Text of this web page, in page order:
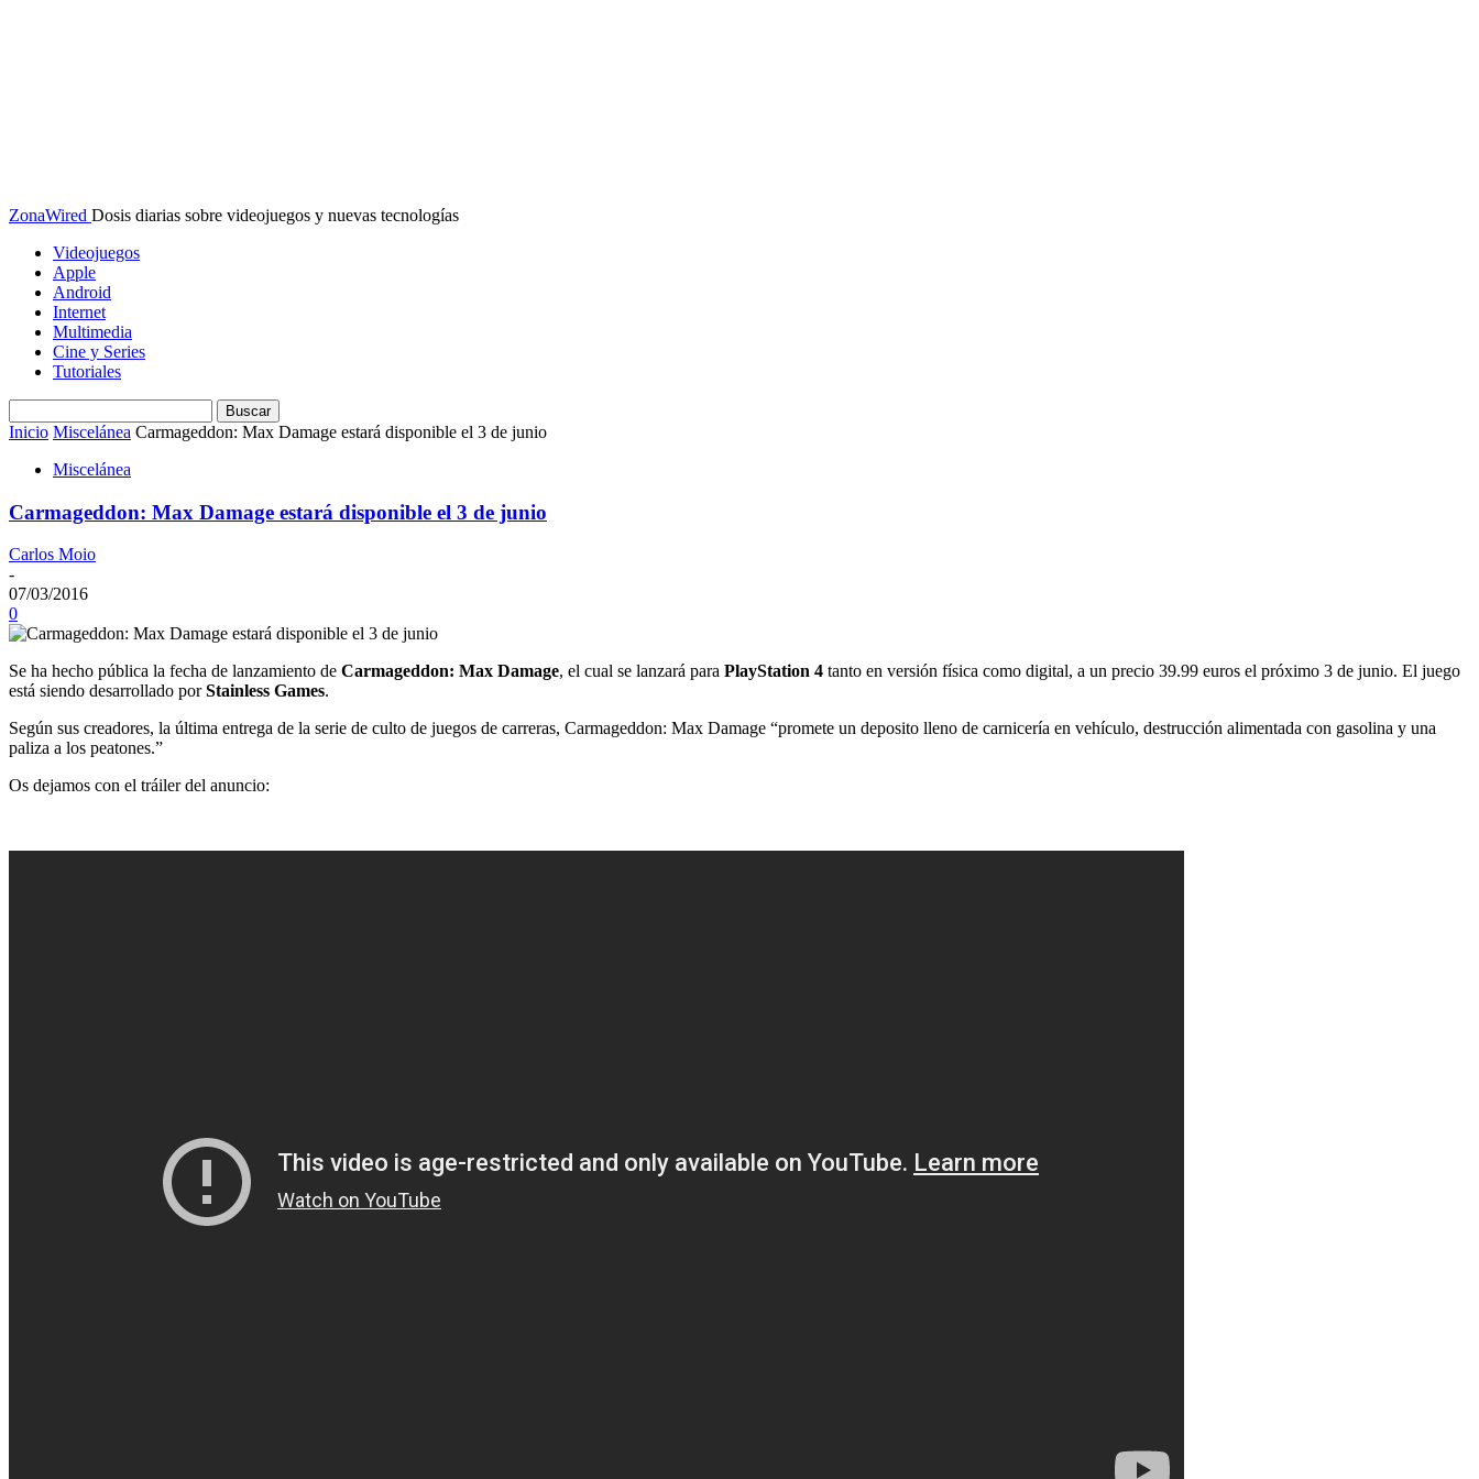
ZonaWired Dosis diarias sobre videojuegos y nuevas tecnologías
Videojuegos
Apple
Android
Internet
Multimedia
Cine y Series
Tutoriales
Inicio Miscelánea Carmageddon: Max Damage estará disponible el 3 de junio
Miscelánea
Carmageddon: Max Damage estará disponible el 3 de junio
Carlos Moio
-
07/03/2016
0
Se ha hecho pública la fecha de lanzamiento de Carmageddon: Max Damage, el cual se lanzará para PlayStation 4 tanto en versión física como digital, a un precio 39.99 euros el próximo 3 de junio. El juego
está siendo desarrollado porStainless Games.
Según sus creadores, la última entrega de la serie de culto de juegos de carreras, Carmageddon: Max Damage “promete un deposito lleno de carnicería en vehículo, destrucción alimentada con gasolina y una
paliza a los peatones.”
Os dejamos con el tráiler del anuncio: